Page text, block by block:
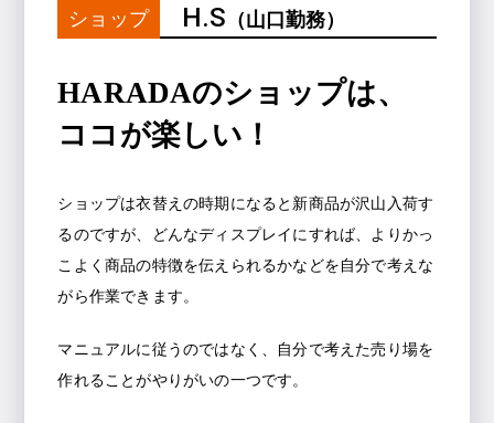
ショップ H.S （山口勤務）
HARADAのショップは、
ココが楽しい！
ショップは衣替えの時期になると新商品が沢山入荷す
るのですが、どんなディスプレイにすれば、よりかっ
こよく商品の特徴を伝えられるかなどを自分で考えな
がら作業できます。
マニュアルに従うのではなく、自分で考えた売り場を
作れることがやりがいの一つです。